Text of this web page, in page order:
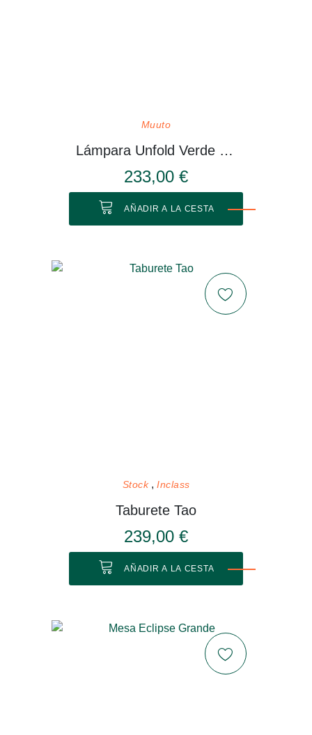
Muuto
Lámpara Unfold Verde Oliva
233,00 €
AÑADIR A LA CESTA
Stock Inclass
Taburete Tao
239,00 €
AÑADIR A LA CESTA